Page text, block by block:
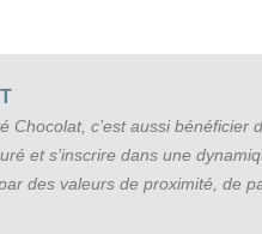
Chocolat, c’est aussi bénéficier
et s’inscrire dans une
des valeurs de proximité, de